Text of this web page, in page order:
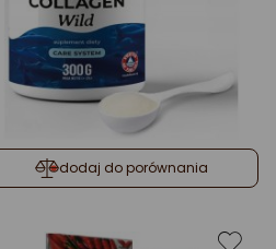
dodaj do porównania